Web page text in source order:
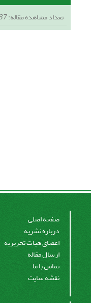
تعداد مشاهده مقاله:
صفحه اصلی
درباره نشریه
اعضای هیات تحریریه
ارسال مقاله
تماس با ما
نقشه سایت